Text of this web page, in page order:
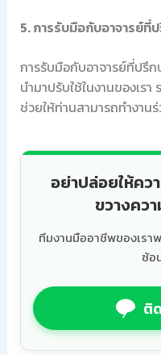
5. การรับมือกับอาจารย์ที่
การรับมือกับอาจารย์ที่ปรึ
นำมาปรับใช้ในงานของเร
ช่วยให้ท่านสามารถทำงา
อย่าปล่อยให้คว
ขวางคว
ทีมงานมืออาชีพของเร
ซ้อ
ติ